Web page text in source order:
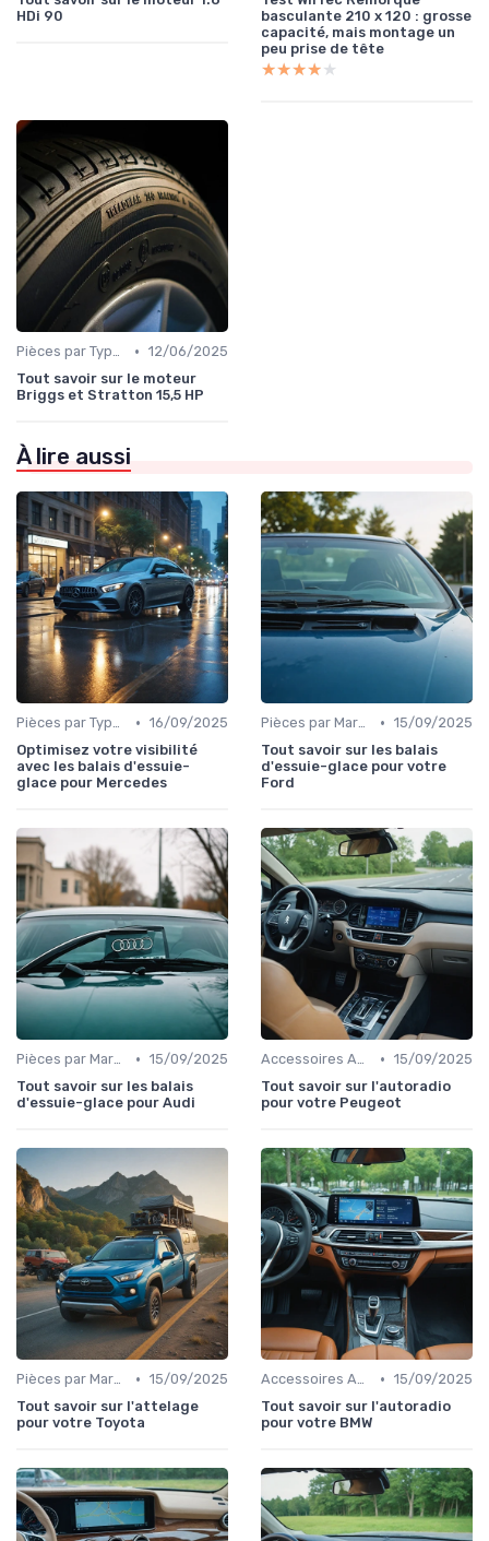
HDi 90
basculante 210 x 120 : grosse
capacité, mais montage un
peu prise de tête
★★★★★
★★★★★
Pièces par Type (Freins, Moteur, etc.) • 12/06/2025
Tout savoir sur le moteur
Briggs et Stratton 15,5 HP
À lire aussi
Pièces par Type (Freins, Moteur, etc.) • 16/09/2025
Optimisez votre visibilité
avec les balais d'essuie-
glace pour Mercedes
Pièces par Marque de Voiture • 15/09/2025
Tout savoir sur les balais
d'essuie-glace pour votre
Ford
Pièces par Marque de Voiture • 15/09/2025
Tout savoir sur les balais
d'essuie-glace pour Audi
Accessoires Auto • 15/09/2025
Tout savoir sur l'autoradio
pour votre Peugeot
Pièces par Marque de Voiture • 15/09/2025
Tout savoir sur l'attelage
pour votre Toyota
Accessoires Auto • 15/09/2025
Tout savoir sur l'autoradio
pour votre BMW